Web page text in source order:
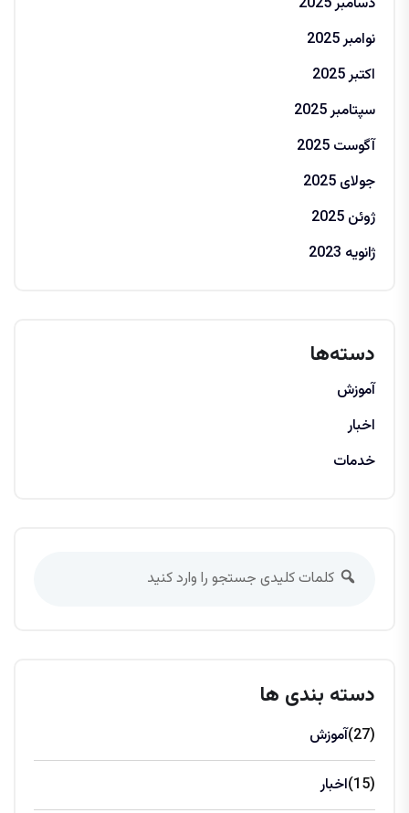
نوامبر 2025
اکتبر 2025
سپتامبر 2025
آگوست 2025
جولای 2025
ژوئن 2025
ژانویه 2023
دسته‌ها
آموزش
اخبار
خدمات
دسته بندی ها
آموزش (27)
اخبار (15)